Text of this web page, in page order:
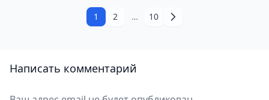
1 2 … 10
Написать комментарий